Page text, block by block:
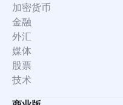
加密货币
金融
外汇
媒体
股票
技术